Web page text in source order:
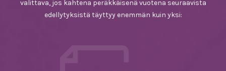
valittava, jos kahtena peräkkäisenä vuotena seuraavista
edellytyksistä täyttyy enemmän kuin yksi: